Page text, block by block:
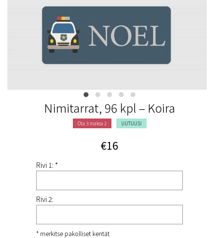
Nimitarrat, 96 kpl – Koira
Ota 3 maksa 2 UUTUUS!
€16
Rivi 1: *
Rivi 2:
* merkitse pakolliset kentät